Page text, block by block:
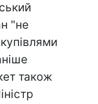
"не
також